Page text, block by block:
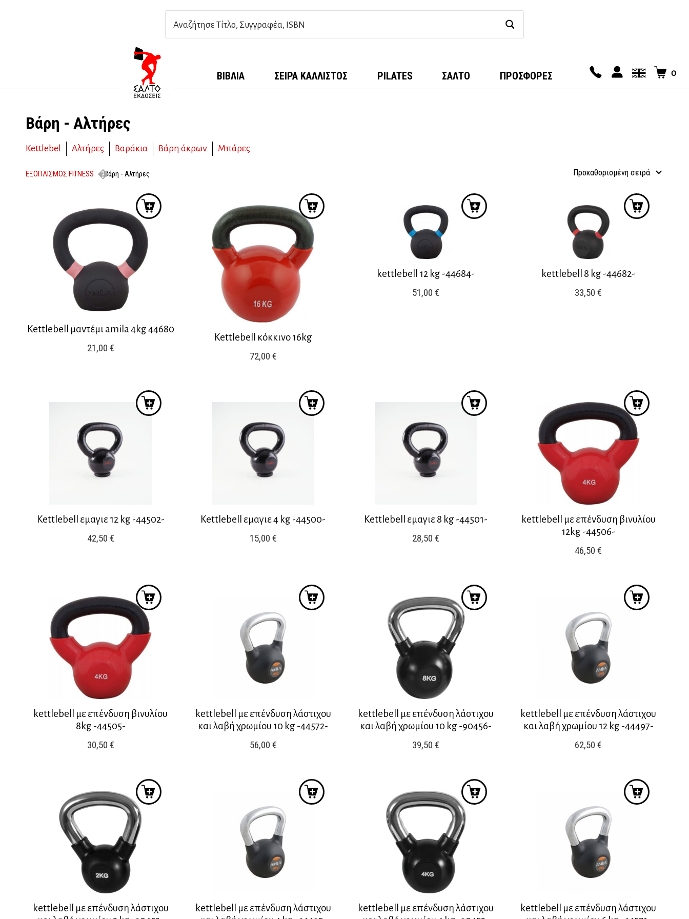
ΒΙΒΛΊΑ ΣΕΙΡΆ ΚΆΛΛΙΣΤΟΣ PILATES ΣΑΛΤΟ ΠΡΟΣΦΟΡΕΣ 0
Βάρη - Αλτήρες
Kettlebel Αλτήρες Βαράκια Βάρη άκρων Μπάρες
ΕΞΟΠΛΙΣΜΟΣ FITNESS Βάρη - Αλτήρες
Kettlebell μαντέμι amila 4kg 44680
21,00 €
Kettlebell κόκκινο 16kg
72,00 €
kettlebell 12 kg -44684-
51,00€
kettlebell 8 kg -44682-
33,50€
Kettlebell εμαγιε 12 kg -44502-
42,50 €
Kettlebell εμαγιε 4 kg -44500-
15,00 €
Kettlebell εμαγιε 8 kg -44501-
28,50€
kettlebell με επένδυση βινυλίου
12kg -44506-
46,50€
kettlebell με επένδυση βινυλίου
8kg -44505-
30,50 €
kettlebell με επένδυση λάστιχου
και λαβή χρωμίου 10 kg -44572-
56,00 €
kettlebell με επένδυση λάστιχου
και λαβή χρωμίου 10 kg -90456-
39,50€
kettlebell με επένδυση λάστιχου
και λαβή χρωμίου 12 kg -44497-
62,50€
kettlebell με επένδυση λάστιχου
kettlebell με επένδυση λάστιχου
kettlebell με επένδυση λάστιχου
kettlebell με επένδυση λάστιχου